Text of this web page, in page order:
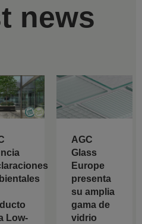
news
Low-
AGC
Glass
Europe
presenta
su amplia
gama de
vidrio